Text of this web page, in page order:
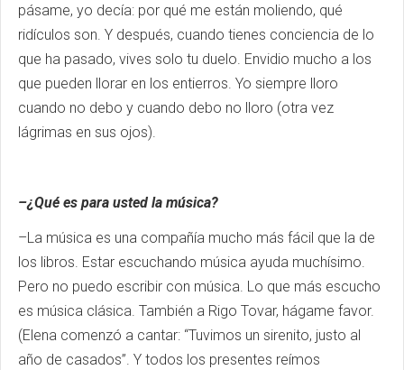
pásame, yo decía: por qué me están moliendo, qué
ridículos son. Y después, cuando tienes conciencia de lo
que ha pasado, vives solo tu duelo. Envidio mucho a los
que pueden llorar en los entierros. Yo siempre lloro
cuando no debo y cuando debo no lloro (otra vez
lágrimas en sus ojos).
–¿Qué es para usted la música?
–La música es una compañía mucho más fácil que la de
los libros. Estar escuchando música ayuda muchísimo.
Pero no puedo escribir con música. Lo que más escucho
es música clásica. También a Rigo Tovar, hágame favor.
(Elena comenzó a cantar: “Tuvimos un sirenito, justo al
año de casados”. Y todos los presentes reímos